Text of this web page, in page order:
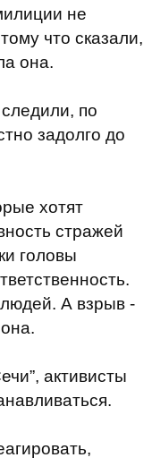
не
что сказали,
она.
по
задолго до
хотят
стражей
головы
А взрыв -
активисты